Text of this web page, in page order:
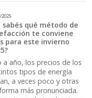
2025
sabés qué método de
te conviene
para este invierno
a año, los precios de los
tipos de energía
a veces poco y otras
más pronunciada.